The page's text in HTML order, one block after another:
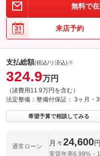
無料で
来店予約
支払総額(税込/リ済込)
324.9万円
（諸費用11.9万円を含む）
法定整備： 整備付保証： 3ヶ月・
希望予算で相談してみる
通常ローン 月々24,600円
実質年率6.99%・